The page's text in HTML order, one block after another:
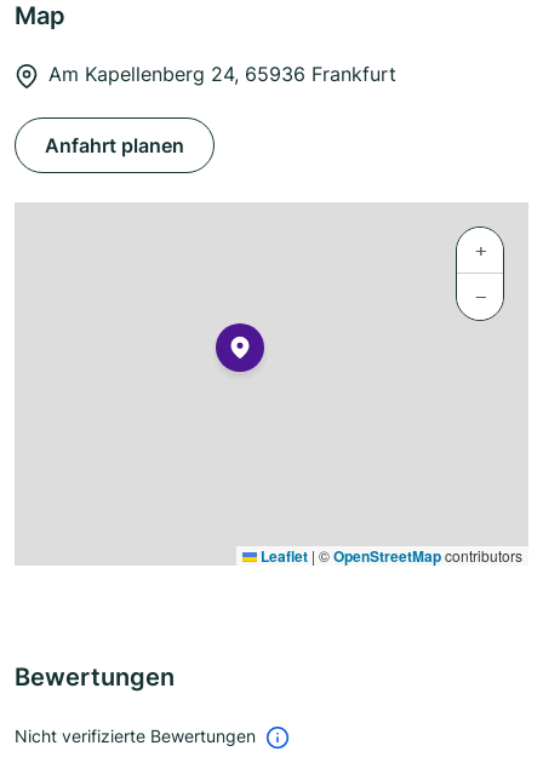
Map
Am Kapellenberg 24, 65936 Frankfurt
Anfahrt planen
+
−
Leaflet | ©OpenStreetMapcontributors
Bewertungen
Nicht verifizierte Bewertungen